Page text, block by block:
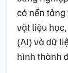
có nền
vật liệu
(AI) và dữ
hình thành